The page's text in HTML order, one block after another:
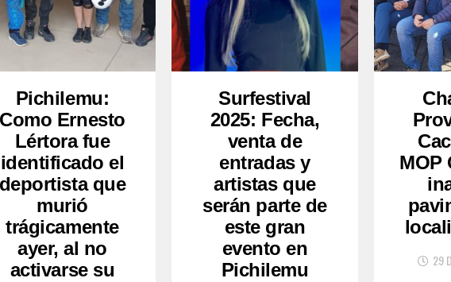
Pichilemu:
Como Ernesto
Lértora fue
identificado el
deportista que
murió
trágicamente
ayer, al no
activarse su
Surfestival
2025: Fecha,
venta de
entradas y
artistas que
serán parte de
este gran
evento en
Pichilemu
MOP
29